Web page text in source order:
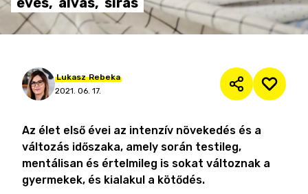
Lukasz Rebeka
2021. 06. 17.
Az élet első évei az intenzív növekedés és a
változás időszaka, amely során testileg,
mentálisan és értelmileg is sokat változnak a
gyermekek, és kialakul a kötődés.